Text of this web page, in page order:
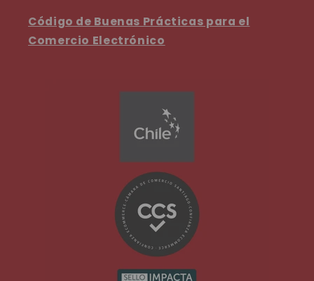
Código de Buenas Prácticas para el
Comercio Electrónico